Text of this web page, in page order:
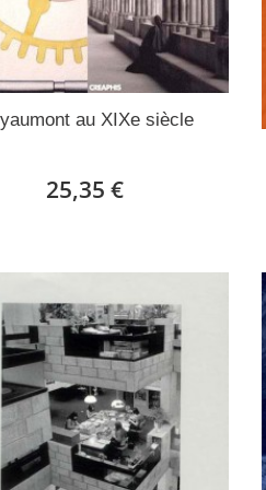
au XIXe siècle
25,35 €